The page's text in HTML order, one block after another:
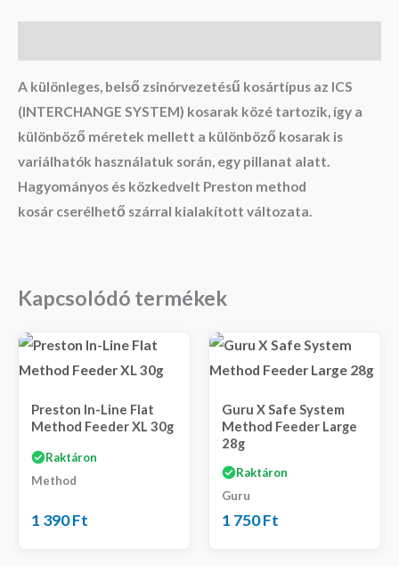
A különleges, belső zsinórvezetésű kosártípus az ICS
(INTERCHANGE SYSTEM) kosarak közé tartozik, így a
különböző méretek mellett a különböző kosarak is
variálhatók használatuk során, egy pillanat alatt.
Hagyományos és közkedvelt Preston method
kosár cserélhető szárral kialakított változata.
Kapcsolódó termékek
Preston In-Line Flat
Method Feeder XL 30g
Raktáron
Method
1 390Ft
Guru X Safe System
Method Feeder Large
28g
Raktáron
Guru
1 750Ft